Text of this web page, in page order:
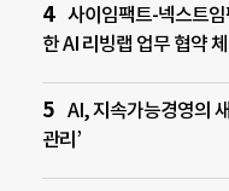
사이임팩트-넥스트
한 AI 리빙랩 업무 협약
AI, 지속가능경영의
관리’